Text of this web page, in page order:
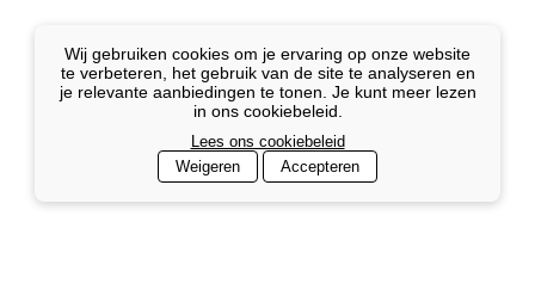
Wij gebruiken cookies om je ervaring op onze website
te verbeteren, het gebruik van de site te analyseren en
je relevante aanbiedingen te tonen. Je kunt meer lezen
in ons cookiebeleid.
Lees ons cookiebeleid
Weigeren
Accepteren